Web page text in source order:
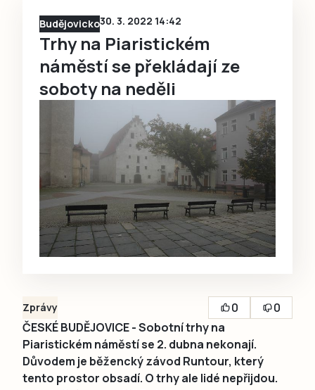
Budějovicko30. 3. 2022 14:42
Trhy na Piaristickém
náměstí se překládají ze
soboty na neděli
Zprávy 0
0
ČESKÉ BUDĚJOVICE - Sobotní trhy na
Piaristickém náměstí se 2. dubna nekonají.
Důvodem je běžencký závod Runtour, který
tento prostor obsadí. O trhy ale lidé nepřijdou.